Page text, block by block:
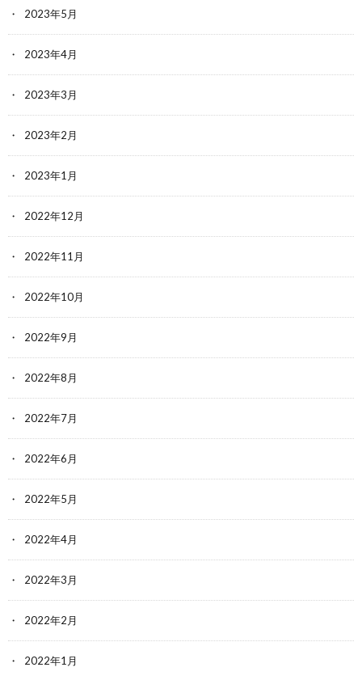
2023年5月
2023年4月
2023年3月
2023年2月
2023年1月
2022年12月
2022年11月
2022年10月
2022年9月
2022年8月
2022年7月
2022年6月
2022年5月
2022年4月
2022年3月
2022年2月
2022年1月